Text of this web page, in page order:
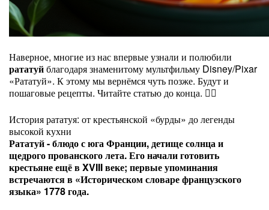
Наверное, многие из нас впервые узнали и полюбили
рататуйблагодаря знаменитому мультфильму Disney/Pixar
«Рататуй». К этому мы вернёмся чуть позже. Будут и
пошаговые рецепты. Читайте статью до конца. 👇🏻
История рататуя: от крестьянской «бурды» до легенды
высокой кухни
Рататуй - блюдо с юга Франции, детище солнца и
щедрого прованского лета. Его начали готовить
крестьяне ещё в XVIII веке; первые упоминания
встречаются в «Историческом словаре французского
языка» 1778 года.